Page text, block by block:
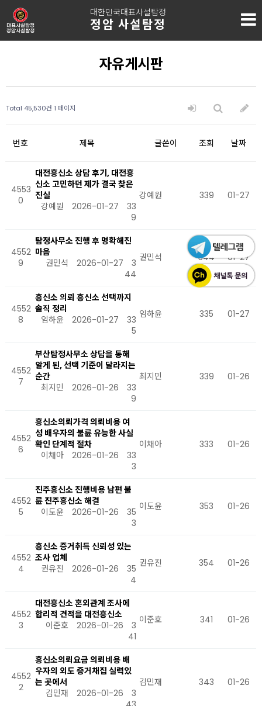
대한민국대표사설탐정
정암 사설탐정
자유게시판
Total 45,530건 1 페이지
번호 제목 글쓴이 조회 날짜
4553
0
대전흥신소 상담 후기, 대전흥
신소 고민하던 제가 결국 찾은
진실
강예원
2026-01-27
33
9
강예원 339 01-27
4552
9
탐정사무소 진행 후 명확해진
마음
권민석
2026-01-27
3
44
권민석 344 01-27
4552
8
흥신소 의뢰 흥신소 선택까지
솔직 정리
임하윤
2026-01-27
33
5
임하윤 335 01-27
4552
7
부산탐정사무소 상담을 통해
알게 된, 선택 기준이 달라지는
순간
최지민
2026-01-26
33
9
최지민 339 01-26
4552
6
흥신소의뢰가격 의뢰비용 여
성 배우자의 불륜 유능한 사실
확인 단계적 절차
이채아
2026-01-26
33
3
이채아 333 01-26
4552
5
진주흥신소 진행비용 남편 불
륜 진주흥신소 해결
이도윤
2026-01-26
35
3
이도윤 353 01-26
4552
4
흥신소 증거취득 신뢰성 있는
조사 업체
권유진
2026-01-26
35
4
권유진 354 01-26
4552
3
대전흥신소 혼외관계 조사에
합리적 견적을 대전흥신소
이준호
2026-01-26
3
41
이준호 341 01-26
4552
2
흥신소의뢰요금 의뢰비용 배
우자의 외도 증거채집 실력있
는 곳에서
김민재
2026-01-26
3
김민재 343 01-26